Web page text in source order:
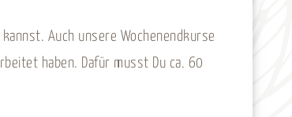
Auch unsere Wochenendkurse
haben. Dafür musst Du ca. 60